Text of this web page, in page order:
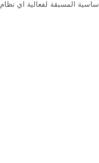
المسبقة لفعالية اي